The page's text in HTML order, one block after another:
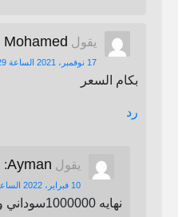
يقول
17 نوفمبر، 2021 الساعة 1:29 م
بكام السعر
رد
يقول Ayman
:
10 فبراير، 2022 الساعة 7:33 م
نهايه 1000000سوداني وعايز اغيرهم